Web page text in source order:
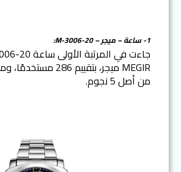
1- ساعة – ميجر – M-3006-20:
من أصل 5 نجوم.